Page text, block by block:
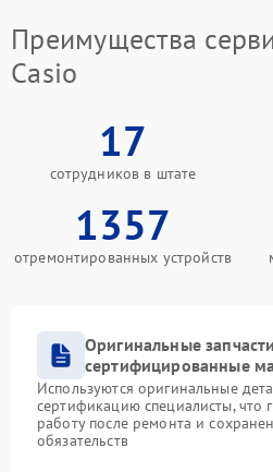
Преимущества
Casio
17
сотрудников в штате
1357
отремонтированных устройств
Оригинальные
сертифицированные
Используются оригинальные
сертификацию специалисты, что
работу после ремонта и
обязательств